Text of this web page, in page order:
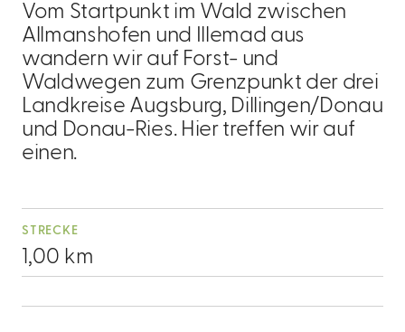
Vom Startpunkt im Wald zwischen
Allmanshofen und Illemad aus
wandern wir auf Forst- und
Waldwegen zum Grenzpunkt der drei
Landkreise Augsburg, Dillingen/Donau
und Donau-Ries. Hier treffen wir auf
einen.
STRECKE
1,00 km